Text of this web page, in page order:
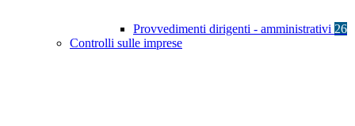
Provvedimenti dirigenti - amministrativi 26
Controlli sulle imprese